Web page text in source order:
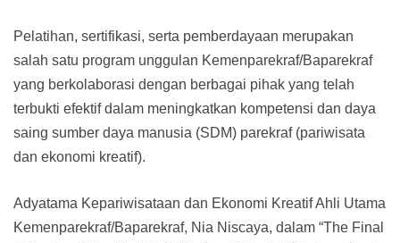
Pelatihan, sertifikasi, serta pemberdayaan merupakan
salah satu program unggulan Kemenparekraf/Baparekraf
yang berkolaborasi dengan berbagai pihak yang telah
terbukti efektif dalam meningkatkan kompetensi dan daya
saing sumber daya manusia (SDM) parekraf (pariwisata
dan ekonomi kreatif).
Adyatama Kepariwisataan dan Ekonomi Kreatif Ahli Utama
Kemenparekraf/Baparekraf, Nia Niscaya, dalam “The Final